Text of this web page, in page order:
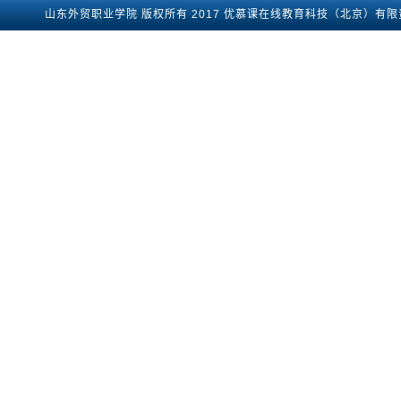
山东外贸职业学院 版权所有2017 优慕课在线教育科技（北京）有